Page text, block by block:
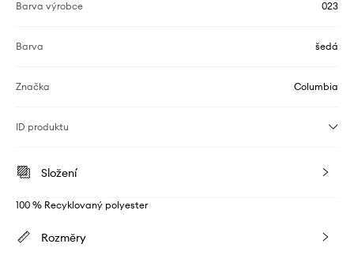
Barva výrobce 023
Barva šedá
Značka Columbia
ID produktu
Složení
100 % Recyklovaný polyester
Rozměry